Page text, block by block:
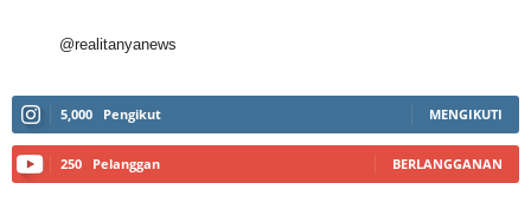
@realitanyanews
5,000 Pengikut MENGIKUTI
250 Pelanggan BERLANGGANAN